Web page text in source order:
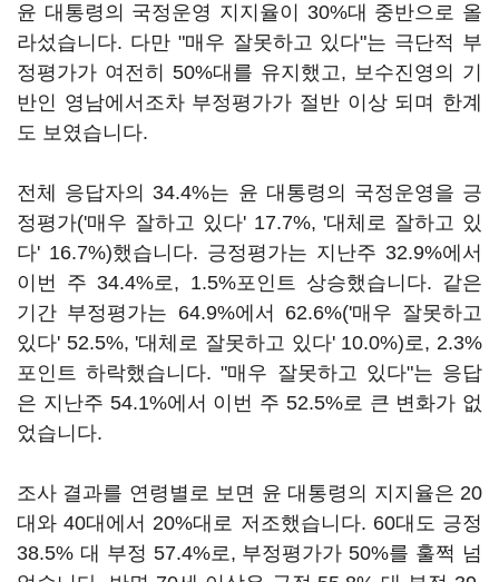
윤 대통령의 국정운영 지지율이 30%대 중반으로 올
라섰습니다. 다만 "매우 잘못하고 있다"는 극단적 부
정평가가 여전히 50%대를 유지했고, 보수진영의 기
반인 영남에서조차 부정평가가 절반 이상 되며 한계
도 보였습니다.
전체 응답자의 34.4%는 윤 대통령의 국정운영을 긍
정평가('매우 잘하고 있다' 17.7%, '대체로 잘하고 있
다' 16.7%)했습니다. 긍정평가는 지난주 32.9%에서
이번 주 34.4%로, 1.5%포인트 상승했습니다. 같은
기간 부정평가는 64.9%에서 62.6%('매우 잘못하고
있다' 52.5%, '대체로 잘못하고 있다' 10.0%)로, 2.3%
포인트 하락했습니다. "매우 잘못하고 있다"는 응답
은 지난주 54.1%에서 이번 주 52.5%로 큰 변화가 없
었습니다.
조사 결과를 연령별로 보면 윤 대통령의 지지율은 20
대와 40대에서 20%대로 저조했습니다. 60대도 긍정
38.5% 대 부정 57.4%로, 부정평가가 50%를 훌쩍 넘